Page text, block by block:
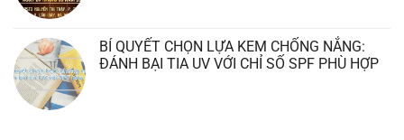
BÍ QUYẾT CHỌN LỰA KEM CHỐNG NẮNG:
ĐÁNH BẠI TIA UV VỚI CHỈ SỐ SPF PHÙ HỢP